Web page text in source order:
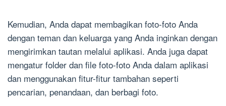
Kemudian, Anda dapat membagikan foto-foto Anda
dengan teman dan keluarga yang Anda inginkan dengan
mengirimkan tautan melalui aplikasi. Anda juga dapat
mengatur folder dan file foto-foto Anda dalam aplikasi
dan menggunakan fitur-fitur tambahan seperti
pencarian, penandaan, dan berbagi foto.